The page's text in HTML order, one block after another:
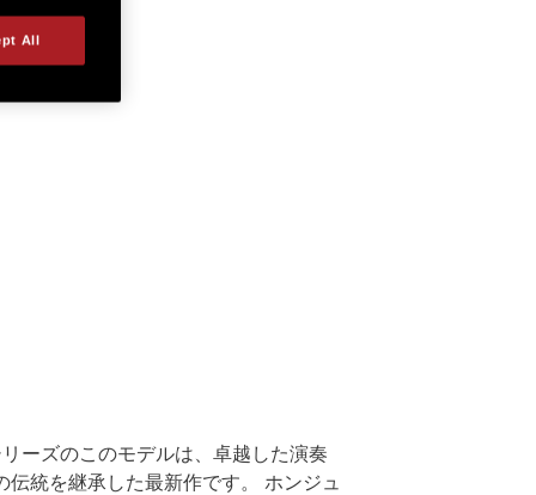
ーズのこのモデルは、卓越した演奏
統を継承した最新作です。 ホンジュ
All